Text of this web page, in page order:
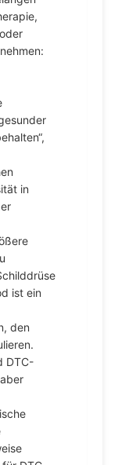
in
ist ein
den
DTC-